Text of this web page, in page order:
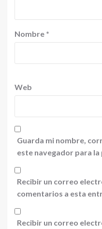
Nombre *
Web
Guarda mi nombre,
este navegador para la
Recibir un correo
comentarios a esta
Recibir un correo